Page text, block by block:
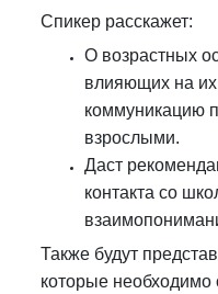
Спикер расскажет:
О возрастных
влияющих на
коммуникацию
взрослыми.
Даст
контакта со
Также будут
которые необходимо